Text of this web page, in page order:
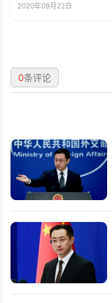
2020年09月22日
0条评论